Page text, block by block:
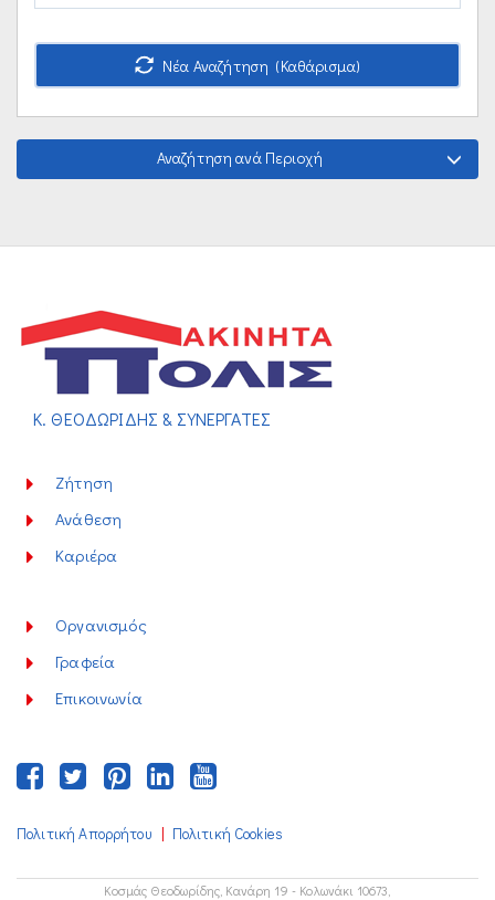
Νέα Αναζήτηση (Καθάρισμα)
Αναζήτηση ανά Περιοχή
Κ. ΘΕΟΔΩΡΙΔΗΣ & ΣΥΝΕΡΓΑΤΕΣ
Ζήτηση
Ανάθεση
Καριέρα
Οργανισμός
Γραφεία
Επικοινωνία
Πολιτική Απορρήτου | Πολιτική Cookies
Κοσμάς Θεοδωρίδης, Κανάρη 19 - Κολωνάκι 10673,